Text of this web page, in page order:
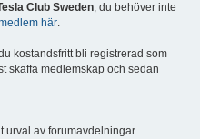
Club Sweden, du behöver inte
här.
kostandsfritt bli registrerad som
skaffa medlemskap och sedan
urval av forumavdelningar